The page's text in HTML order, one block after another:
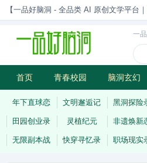
【一品好脑洞 - 全品类 AI 原创文学平台
一
首页 青春校园 脑洞玄幻
历史权谋 武侠江湖 灵异志
年下直球恋 文明邂逅记 黑洞探险
田园创业录 灵植纪元 非遗焕新
无限副本战 快穿寻忆录 职场现实